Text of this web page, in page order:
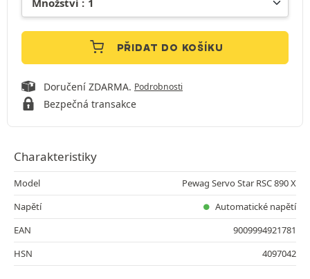
PŘIDAT DO KOŠÍKU
Doručení ZDARMA. Podrobnosti
Bezpečná transakce
Charakteristiky
Model
Pewag Servo Star RSC 890 X
Napětí
Automatické napětí
EAN
9009994921781
HSN
4097042